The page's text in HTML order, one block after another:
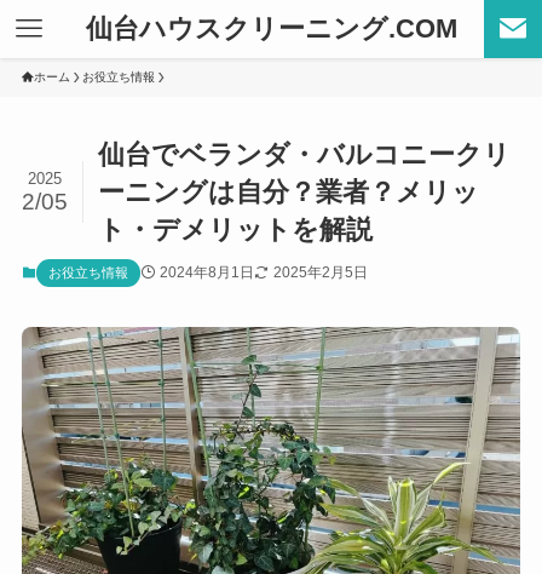
仙台ハウスクリーニング.COM
ホーム お役立ち情報
仙台でベランダ・バルコニークリ
ーニングは自分？業者？メリッ
ト・デメリットを解説
2025
2/05
お役立ち情報 2024年8月1日 2025年2月5日